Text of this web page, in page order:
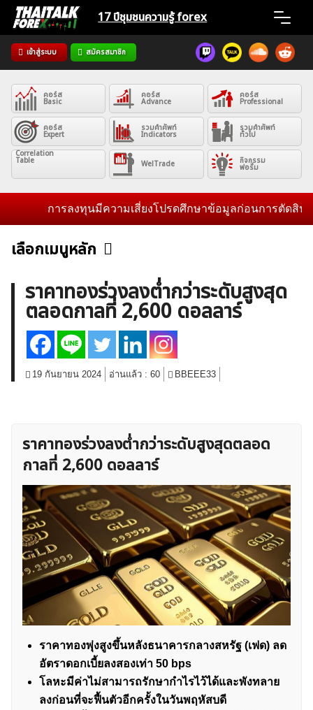
Skip
content
17 ปีชุมชนความรู้ forex
เข้าสู่ระบบ สมัครสมาชิก
Home
News
Articles
VPS Register
ค้นหา
สำหรับ:
คอร์ส
Basic
คอร์ส
Advance
คอร์ส
Professional
คอร์ส
Expert
รวมคำศัพท์
Indicators
รวมคำศัพท์
ทั่วไป
Correlation
Table WelTrade กิจกรรม
ฟอรั่ม
การลงทุนมีความเสี่ยงโปรดศึกษาข้อมูลก่อนการตัดสินใจลง
เลือกเมนูหลัก
ข่าวฟอเร็กซ์และสกุลเงิน คริปโตเคอร์เรนซี
ฟรีซิกแนล รายวัน
บทวิเคราะห์
เศรษฐกิจทั่วไป ดัชนี-หุ้น
พันธบัตร
สินค้าโภคภัณฑ์
โบรกเกอร์ FX
โปรโมชั่น Forex
กองทุน Forex
ฟรี EA
ราคาทองร่วงลงต่ำกว่าระดับสูงสุด
ตลอดกาลที่ 2,600 ดอลลาร์
19 กันยายน 2024 อ่านแล้ว : 60 BBEEE33
ราคาทองร่วงลงต่ำกว่าระดับสูงสุดตลอด
กาลที่ 2,600 ดอลลาร์
ราคาทองพุ่งสูงขึ้นหลังธนาคารกลางสหรัฐ (เฟด) ลด
อัตราดอกเบี้ยลงสองเท่า 50 bps
โลหะมีค่าไม่สามารถรักษากำไรไว้ได้และพังทลาย
ลงก่อนที่จะฟื้นตัวอีกครั้งในวันพฤหัสบดี